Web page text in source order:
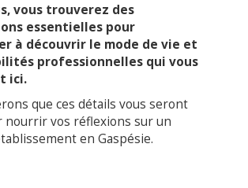
vous trouverez des
essentielles pour
à découvrir le mode de vie et
professionnelles qui vous
ici.
que ces détails vous seront
nourrir vos réflexions sur un
en Gaspésie.